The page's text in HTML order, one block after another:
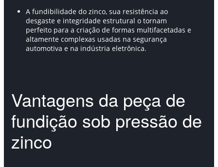
A fundibilidade do zinco, sua resistência ao
desgaste e integridade estrutural o tornam
perfeito para a criação de formas multifacetadas e
altamente complexas usadas na segurança
automotiva e na indústria eletrônica.
Vantagens da peça de
fundição sob pressão de
zinco